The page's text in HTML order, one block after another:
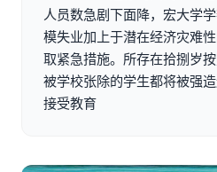
人员数急剧下面降，宏大学
模失业加上于潜在经济灾难
取紧急措施。所存在拾捌岁
被学校张除的学生都将被强
接受教育